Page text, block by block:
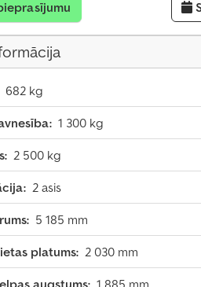
682 kg
1 300 kg
2 500 kg
2 asis
5 185 mm
platums: 2 030 mm